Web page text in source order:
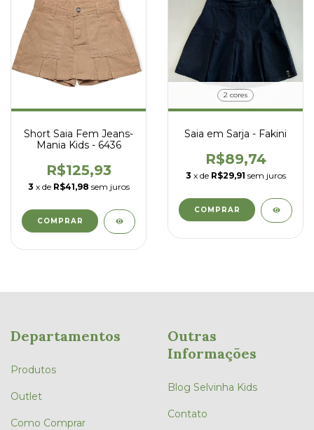
Short Saia Fem Jeans-
Mania Kids - 6436
R$125,93
3 x de R$41,98 sem juros
COMPRAR
2 cores
Saia em Sarja - Fakini
R$89,74
3 x de R$29,91 sem juros
COMPRAR
Departamentos
Produtos
Outlet
Como Comprar
Outras
Informações
Blog Selvinha Kids
Contato